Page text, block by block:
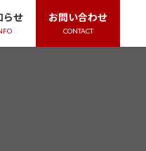
らせ お問い合わせ
CONTACT